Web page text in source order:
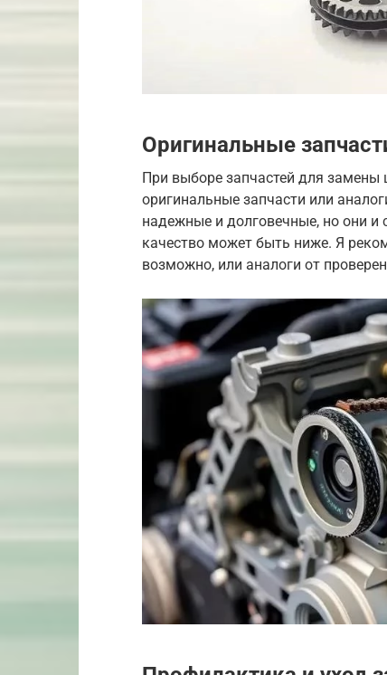
Оригинальные
При выборе запчастей для замены
оригинальные запчасти или
надежные и долговечные, но они и
качество может быть ниже. Я
возможно, или аналоги от